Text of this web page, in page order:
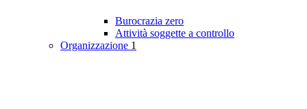
Burocrazia zero
Attività soggette a controllo
Organizzazione 1